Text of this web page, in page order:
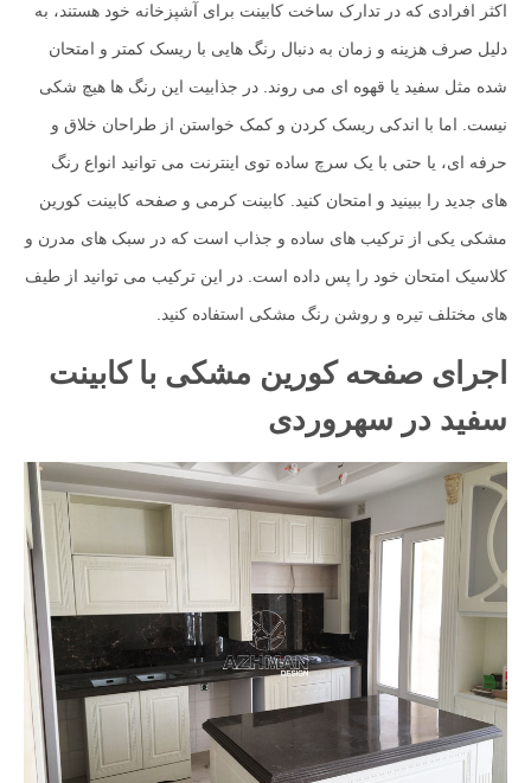
اکثر افرادی که در تدارک ساخت کابینت برای آشپزخانه خود هستند، به
دلیل صرف هزینه و زمان به دنبال رنگ هایی با ریسک کمتر و امتحان
شده مثل سفید یا قهوه ای می روند. در جذابیت این رنگ ها هیچ شکی
نیست. اما با اندکی ریسک کردن و کمک خواستن از طراحان خلاق و
حرفه ای، یا حتی با یک سرچ ساده توی اینترنت می توانید انواع رنگ
های جدید را ببینید و امتحان کنید. کابینت کرمی و صفحه کابینت کورین
مشکی یکی از ترکیب های ساده و جذاب است که در سبک های مدرن و
کلاسیک امتحان خود را پس داده است. در این ترکیب می توانید از طیف
های مختلف تیره و روشن رنگ مشکی استفاده کنید.
اجرای صفحه کورین مشکی با کابینت
سفید در سهروردی